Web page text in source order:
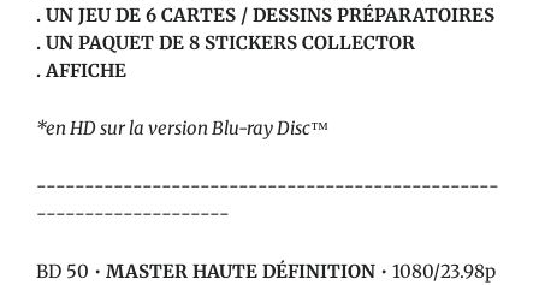
. UN JEU DE 6 CARTES / DESSINS PRÉPARATOIRES
. UN PAQUET DE 8 STICKERS COLLECTOR
. AFFICHE
*en HD sur la version Blu-ray Disc™
------------------------------------------------
--------------------
BD 50 • MASTER HAUTE DÉFINITION • 1080/23.98p